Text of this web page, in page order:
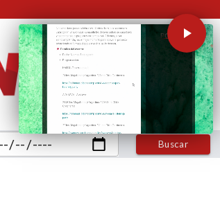
Buscar